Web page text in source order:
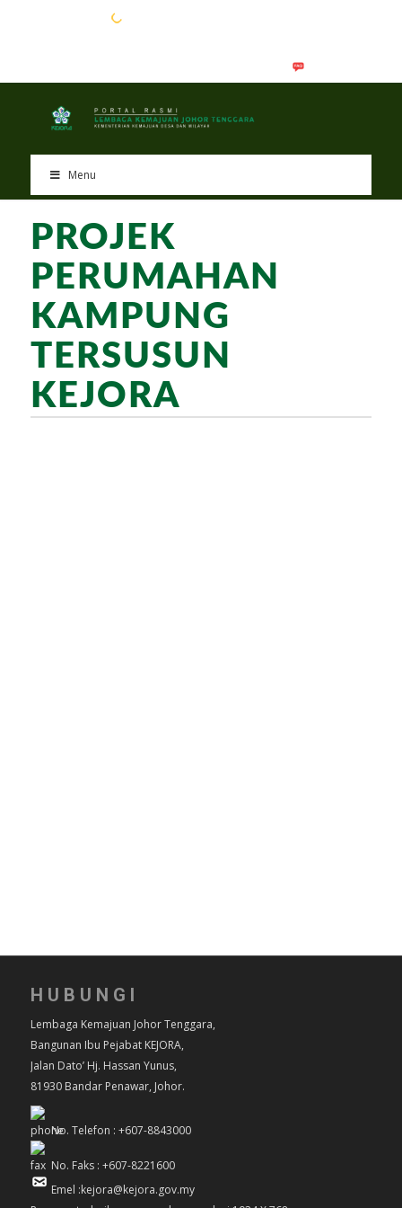
Menu
PROJEK
PERUMAHAN
KAMPUNG
TERSUSUN
KEJORA
HUBUNGI
Lembaga Kemajuan Johor Tenggara,
Bangunan Ibu Pejabat KEJORA,
Jalan Dato’ Hj. Hassan Yunus,
81930 Bandar Penawar, Johor.
No. Telefon : +607-8843000
No. Faks : +607-8221600
Emel :kejora@kejora.gov.my